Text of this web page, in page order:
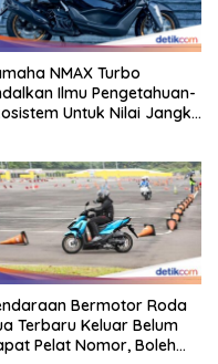
NMAX Turbo
Ilmu Pengetahuan-
Untuk Nilai Jangka
Bermotor Roda
Terbaru Keluar Belum
Pelat Nomor, Boleh